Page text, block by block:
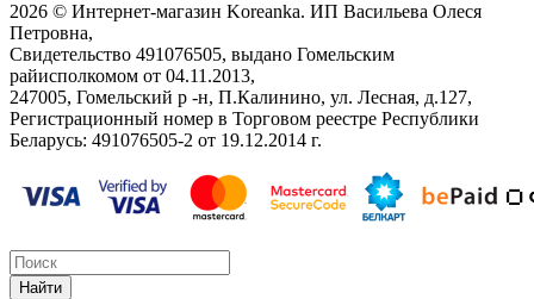
2026 © Интернет-магазин Koreanka. ИП Васильева Олеся
Петровна,
Свидетельство ‎491076505, выдано Гомельским
райисполкомом от 04.11.2013,
247005, Гомельский р -н, П.Калинино, ул. Лесная, д.127,
Регистрационный номер в Торговом реестре Республики
Беларусь: ‎491076505-2 от 19.12.2014 г.
Найти